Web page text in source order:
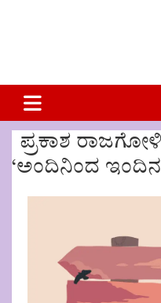
ಪ್ರಕಾಶ
‘ಅಂದಿನಿಂದ